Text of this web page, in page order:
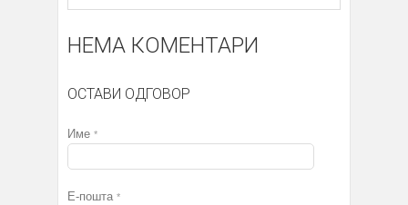
НЕМА КОМЕНТАРИ
ОСТАВИ ОДГОВОР
Име *
Е-пошта *